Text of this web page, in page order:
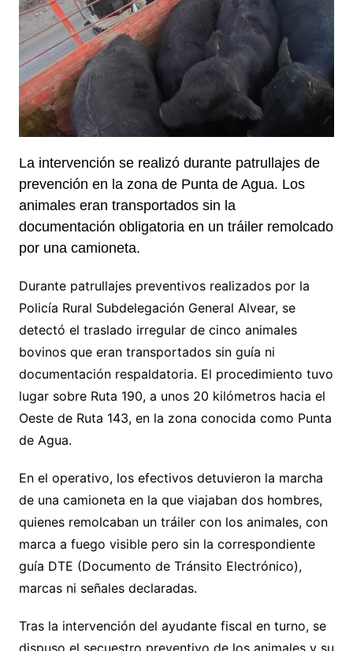
La intervención se realizó durante patrullajes de
prevención en la zona de Punta de Agua. Los
animales eran transportados sin la
documentación obligatoria en un tráiler remolcado
por una camioneta.
Durante patrullajes preventivos realizados por la
Policía Rural Subdelegación General Alvear, se
detectó el traslado irregular de cinco animales
bovinos que eran transportados sin guía ni
documentación respaldatoria. El procedimiento tuvo
lugar sobre Ruta 190, a unos 20 kilómetros hacia el
Oeste de Ruta 143, en la zona conocida como Punta
de Agua.
En el operativo, los efectivos detuvieron la marcha
de una camioneta en la que viajaban dos hombres,
quienes remolcaban un tráiler con los animales, con
marca a fuego visible pero sin la correspondiente
guía DTE (Documento de Tránsito Electrónico),
marcas ni señales declaradas.
Tras la intervención del ayudante fiscal en turno, se
dispuso el secuestro preventivo de los animales y su